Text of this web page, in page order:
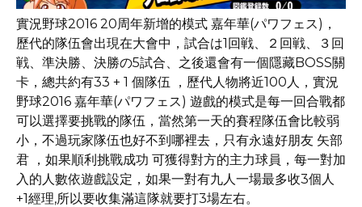
實況野球2016 20周年新增的模式 嘉年華(パワフェス)，
歷代的隊伍會出現在大會中，試合は1回戦、２回戦、３回
戦、準決勝、決勝の5試合、之後還會有一個隱藏BOSS關
卡，總共約有33 + 1 個隊伍 ，歷代人物將近100人，實況
野球2016 嘉年華(パワフェス) 遊戲的模式是每一回合戰都
可以選擇要挑戰的隊伍，當然第一天的賽程隊伍會比較弱
小，不過玩家隊伍也好不到哪裡去，只有永遠好朋友 矢部
君 ，如果順利挑戰成功 可獲得對方的主力球員，每一對加
入的人數依遊戲設定，如果一對有九人一場最多收3個人
+1經理,所以要收集滿這隊就要打3場左右。